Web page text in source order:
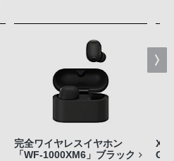
完全ワイヤレスイヤホン
「WF-1000XM6」ブラック